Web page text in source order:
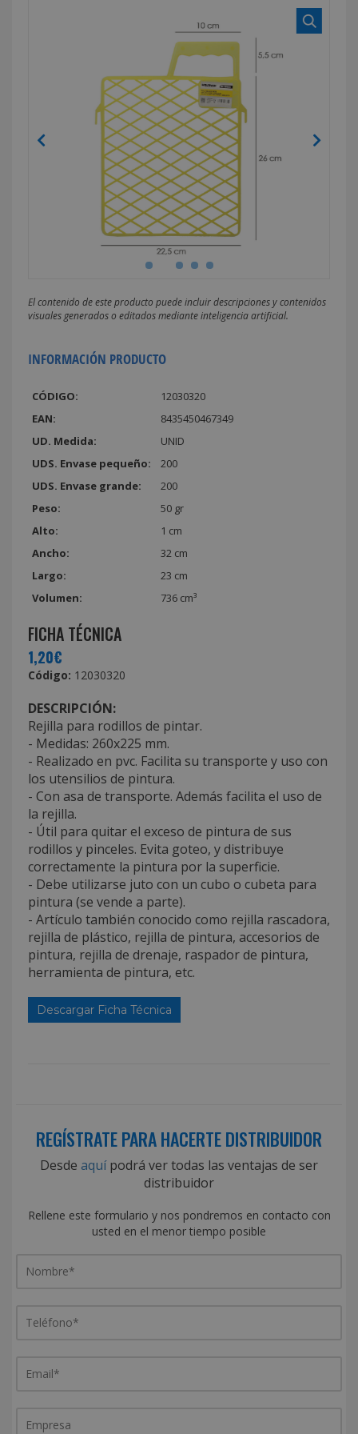
El contenido de este producto puede incluir descripciones y contenidos
visuales generados o editados mediante inteligencia artificial.
INFORMACIÓN PRODUCTO
CÓDIGO:
12030320
EAN:
8435450467349
UD. Medida:
UNID
UDS. Envase pequeño:
200
UDS. Envase grande:
200
Peso:
50 gr
Alto:
1 cm
Ancho:
32 cm
Largo:
23 cm
Volumen:
736 cm³
FICHA TÉCNICA
1,20€
Código: 12030320
DESCRIPCIÓN:
Rejilla para rodillos de pintar.
- Medidas: 260x225 mm.
- Realizado en pvc. Facilita su transporte y uso con
los utensilios de pintura.
- Con asa de transporte. Además facilita el uso de
la rejilla.
- Útil para quitar el exceso de pintura de sus
rodillos y pinceles. Evita goteo, y distribuye
correctamente la pintura por la superficie.
- Debe utilizarse juto con un cubo o cubeta para
pintura (se vende a parte).
- Artículo también conocido como rejilla rascadora,
rejilla de plástico, rejilla de pintura, accesorios de
pintura, rejilla de drenaje, raspador de pintura,
herramienta de pintura, etc.
Descargar Ficha Técnica
REGÍSTRATE PARA HACERTE DISTRIBUIDOR
Desde aquípodrá ver todas las ventajas de ser
distribuidor
Rellene este formulario y nos pondremos en contacto con
usted en el menor tiempo posible